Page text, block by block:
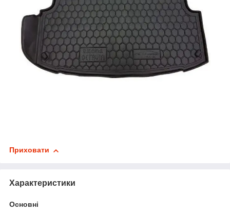
Приховати
Характеристики
Основні